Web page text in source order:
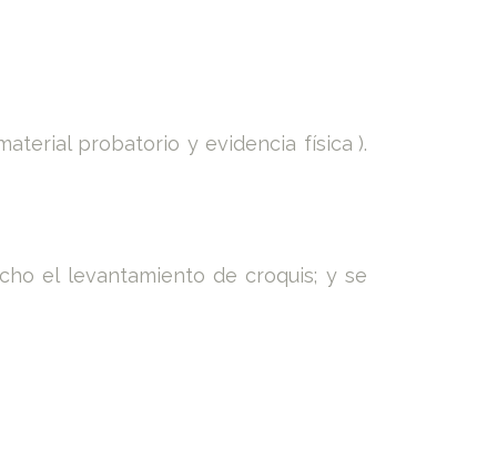
probatorio y evidencia física ).
el levantamiento de croquis; y se